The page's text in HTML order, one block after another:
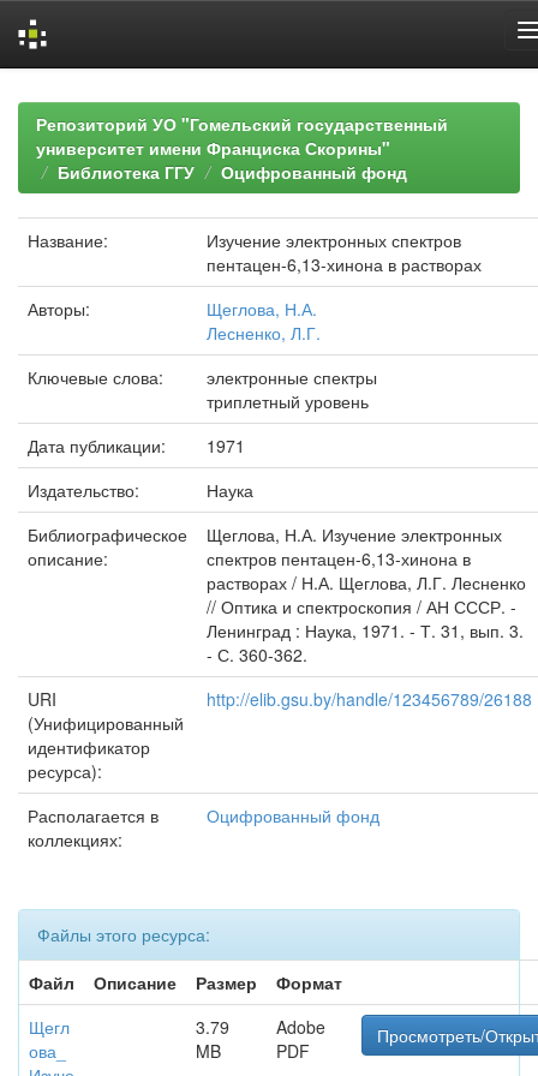
navigationРепозиторий УО "Гомельский государственный
университет имени Франциска Скорины"
Библиотека ГГУ
Оцифрованный фонд
Название:
Изучение электронных спектров
пентацен-6,13-хинона в растворах
Авторы:
Щеглова, Н.А.
Лесненко, Л.Г.
Ключевые слова:
электронные спектры
триплетный уровень
Дата публикации:
1971
Издательство:
Наука
Библиографическое
описание:
Щеглова, Н.А. Изучение электронных
спектров пентацен-6,13-хинона в
растворах / Н.А. Щеглова, Л.Г. Лесненко
// Оптика и спектроскопия / АН СССР. -
Ленинград : Наука, 1971. - Т. 31, вып. 3.
- С. 360-362.
URI
(Унифицированный
идентификатор
ресурса):
http://elib.gsu.by/handle/123456789/26188
Располагается в
коллекциях:
Оцифрованный фонд
Файлы этого ресурса:
Файл
Описание Размер
Формат
Щегл
ова_
3.79
MB
Adobe
PDF
Просмотреть/